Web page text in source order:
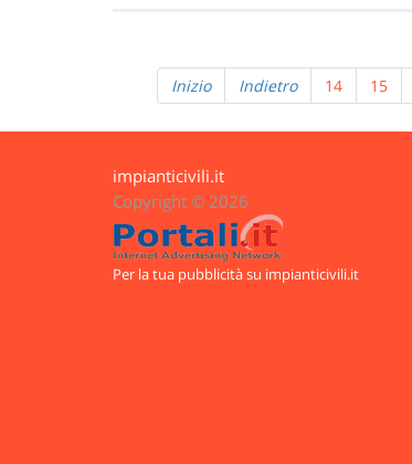
Inizio Indietro 14 15
impianticivili.it
Copyright © 2026
Per la tua pubblicità su impianticivili.it